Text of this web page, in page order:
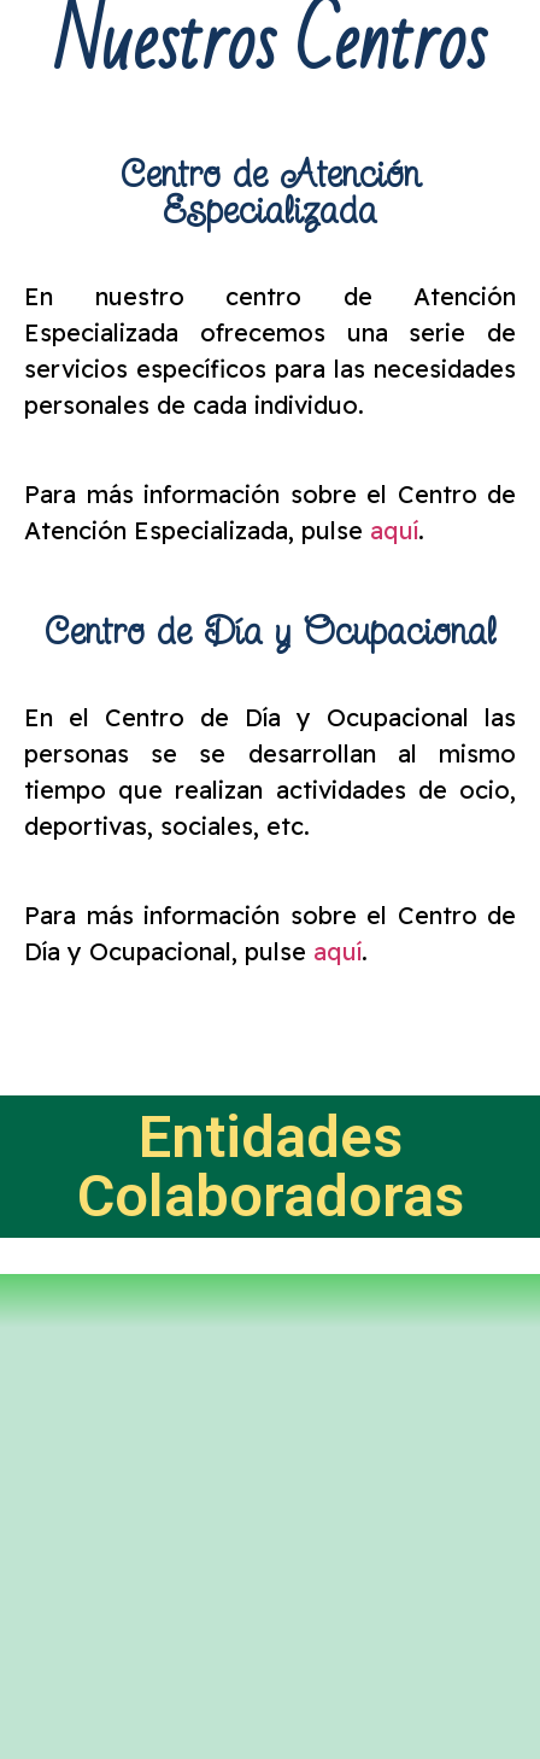
Nuestros Centros
Centro de Atención
Especializada
En nuestro centro de Atención
Especializada ofrecemos una serie de
servicios específicos para las necesidades
personales de cada individuo.
Para más información sobre el Centro de
Atención Especializada, pulse aquí.
Centro de Día y Ocupacional
En el Centro de Día y Ocupacional las
personas se se desarrollan al mismo
tiempo que realizan actividades de ocio,
deportivas, sociales, etc.
Para más información sobre el Centro de
Día y Ocupacional, pulse aquí.
Entidades
Colaboradoras